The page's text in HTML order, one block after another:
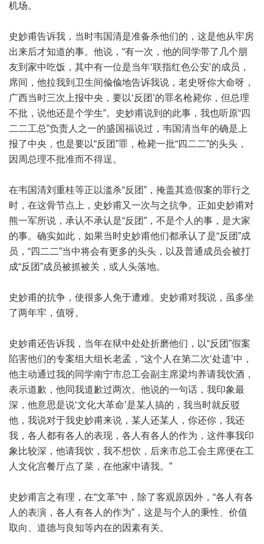
机场。
史妙甫告诉我，当时韦国清是准备杀他们的，这是他从牢房
出来后才知道的事。他说，“有一次，他的同学带了几个朋
友到家中吃饭，其中有一位是当年‘联指红色公安’的成员，
席间，他拉我到卫生间偸偸地告诉我说，老史呀你大命呀，
广西当时三次上报中央，要以‘反团’的罪名枪毙你，但总理
不批，说他还是个学生”。史妙甫说到的此事，我也听原“四
二二工总”负责人之一的盛国福说过，韦国清当年的确是上
报了中央，也是要以“反团”罪，枪毙一批“四二二”的头头，
因周总理不批准而不得逞。
在韦国清刘重桂等正以滥杀“反团”，掩盖其造假案的罪行之
时，在这骨节点上，史妙甫又一次与之抗争。正如史妙甫对
熊一军所说，承认不承认是“反团”，不是个人的事，是大家
的事。确实如此，如果当时史妙甫他们都承认了是“反团”成
员，“四二二”当中将会有更多的头头，以及普通成员会被打
成“反团”成员被抓被关，或人头落地。
史妙甫的抗争，使很多人免于遭难。史妙甫对我说，虽多坐
了两年牢，值呀。
史妙甫还告诉我，当年在狱中处处折磨他们，以“反团”假案
陷害他们的专案组大组长老孟，“这个人在第二次‘处遗’中，
他主动通过我的同学南宁市总工会副主席梁均养请我饮酒，
表示道歉，他同我道歉过两次。他说的一句话，我印象最
深，他意思是说‘文化大革命’是某人搞的，我当时就反驳
他，我说对于我史妙甫来说，某人还某人，你还你，我还
我，各人都有各人的表现，各人有各人的作为，这件事我印
象比较深，他请我饮，我不想饮，后来市总工会主席便在工
人文化宫餐厅点了菜，在他家中请我。”
史妙甫言之有理，在“文革”中，除了客观原因外，“各人有各
人的表演，各人有各人的作为”，这是与个人的秉性、价值
取向、道德与良知等内在的因素有关。